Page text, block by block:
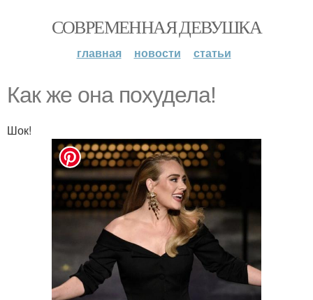
СОВРЕМЕННАЯ ДЕВУШКА
главная новости статьи
Как же она похудела!
Шок!